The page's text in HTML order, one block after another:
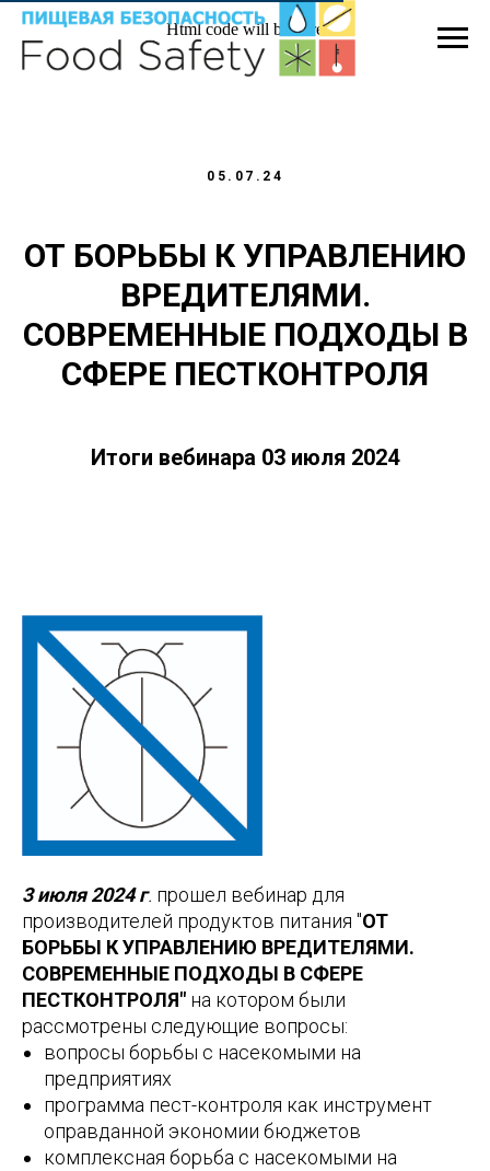
Html code will be here
05.07.24
ОТ БОРЬБЫ К УПРАВЛЕНИЮ
ВРЕДИТЕЛЯМИ.
СОВРЕМЕННЫЕ ПОДХОДЫ В
СФЕРЕ ПЕСТКОНТРОЛЯ
Итоги вебинара 03 июля 2024
3 июля 2024 г. прошел вебинар для
производителей продуктов питания "ОТ
БОРЬБЫ К УПРАВЛЕНИЮ ВРЕДИТЕЛЯМИ.
СОВРЕМЕННЫЕ ПОДХОДЫ В СФЕРЕ
ПЕСТКОНТРОЛЯ" на котором были
рассмотрены следующие вопросы:
вопросы борьбы с насекомыми на
предприятиях
программа пест-контроля как инструмент
оправданной экономии бюджетов
комплексная борьба с насекомыми на